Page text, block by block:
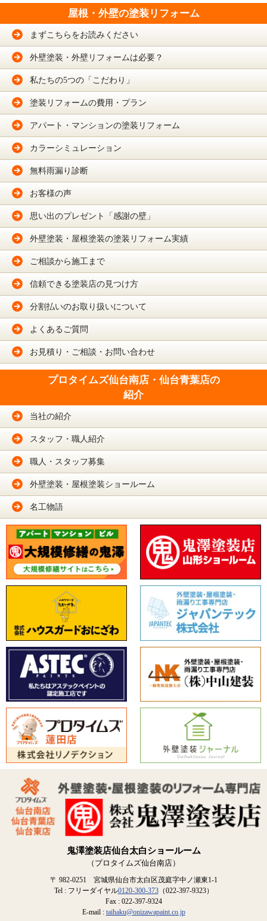
屋根・外壁の塗装リフォーム
まずこちらをお読みください
外壁塗装・外壁リフォームは必要？
私たちの5つの「こだわり」
塗装リフォームの費用・プラン
アパート・マンションの塗装リフォーム
カラーシミュレーション
無料雨漏り診断
お客様の声
思い出のプレゼント「感謝の壁」
外壁塗装・屋根塗装の塗装リフォーム実績
ご相談から施工まで
信頼できる塗装店の見つけ方
分割払いのお取り扱いについて
よくあるご質問
お見積り・ご相談・お問い合わせ
プロタイムズ仙台南店・仙台青葉店の
紹介
当社の紹介
スタッフ・職人紹介
職人・スタッフ募集
外壁塗装・屋根塗装ショールーム
名工物語
鬼澤塗装店仙台太白ショールーム
（プロタイムズ仙台南店）
〒 982-0251 宮城県仙台市太白区茂庭字中ノ瀬東1-1
Tel : フリーダイヤル0120-300-373（022-397-9323）
Fax : 022-397-9324
E-mail : taihaku@onizawapaint.co.jp